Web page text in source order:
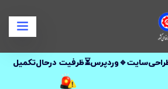
در‌حال‌تکمیل